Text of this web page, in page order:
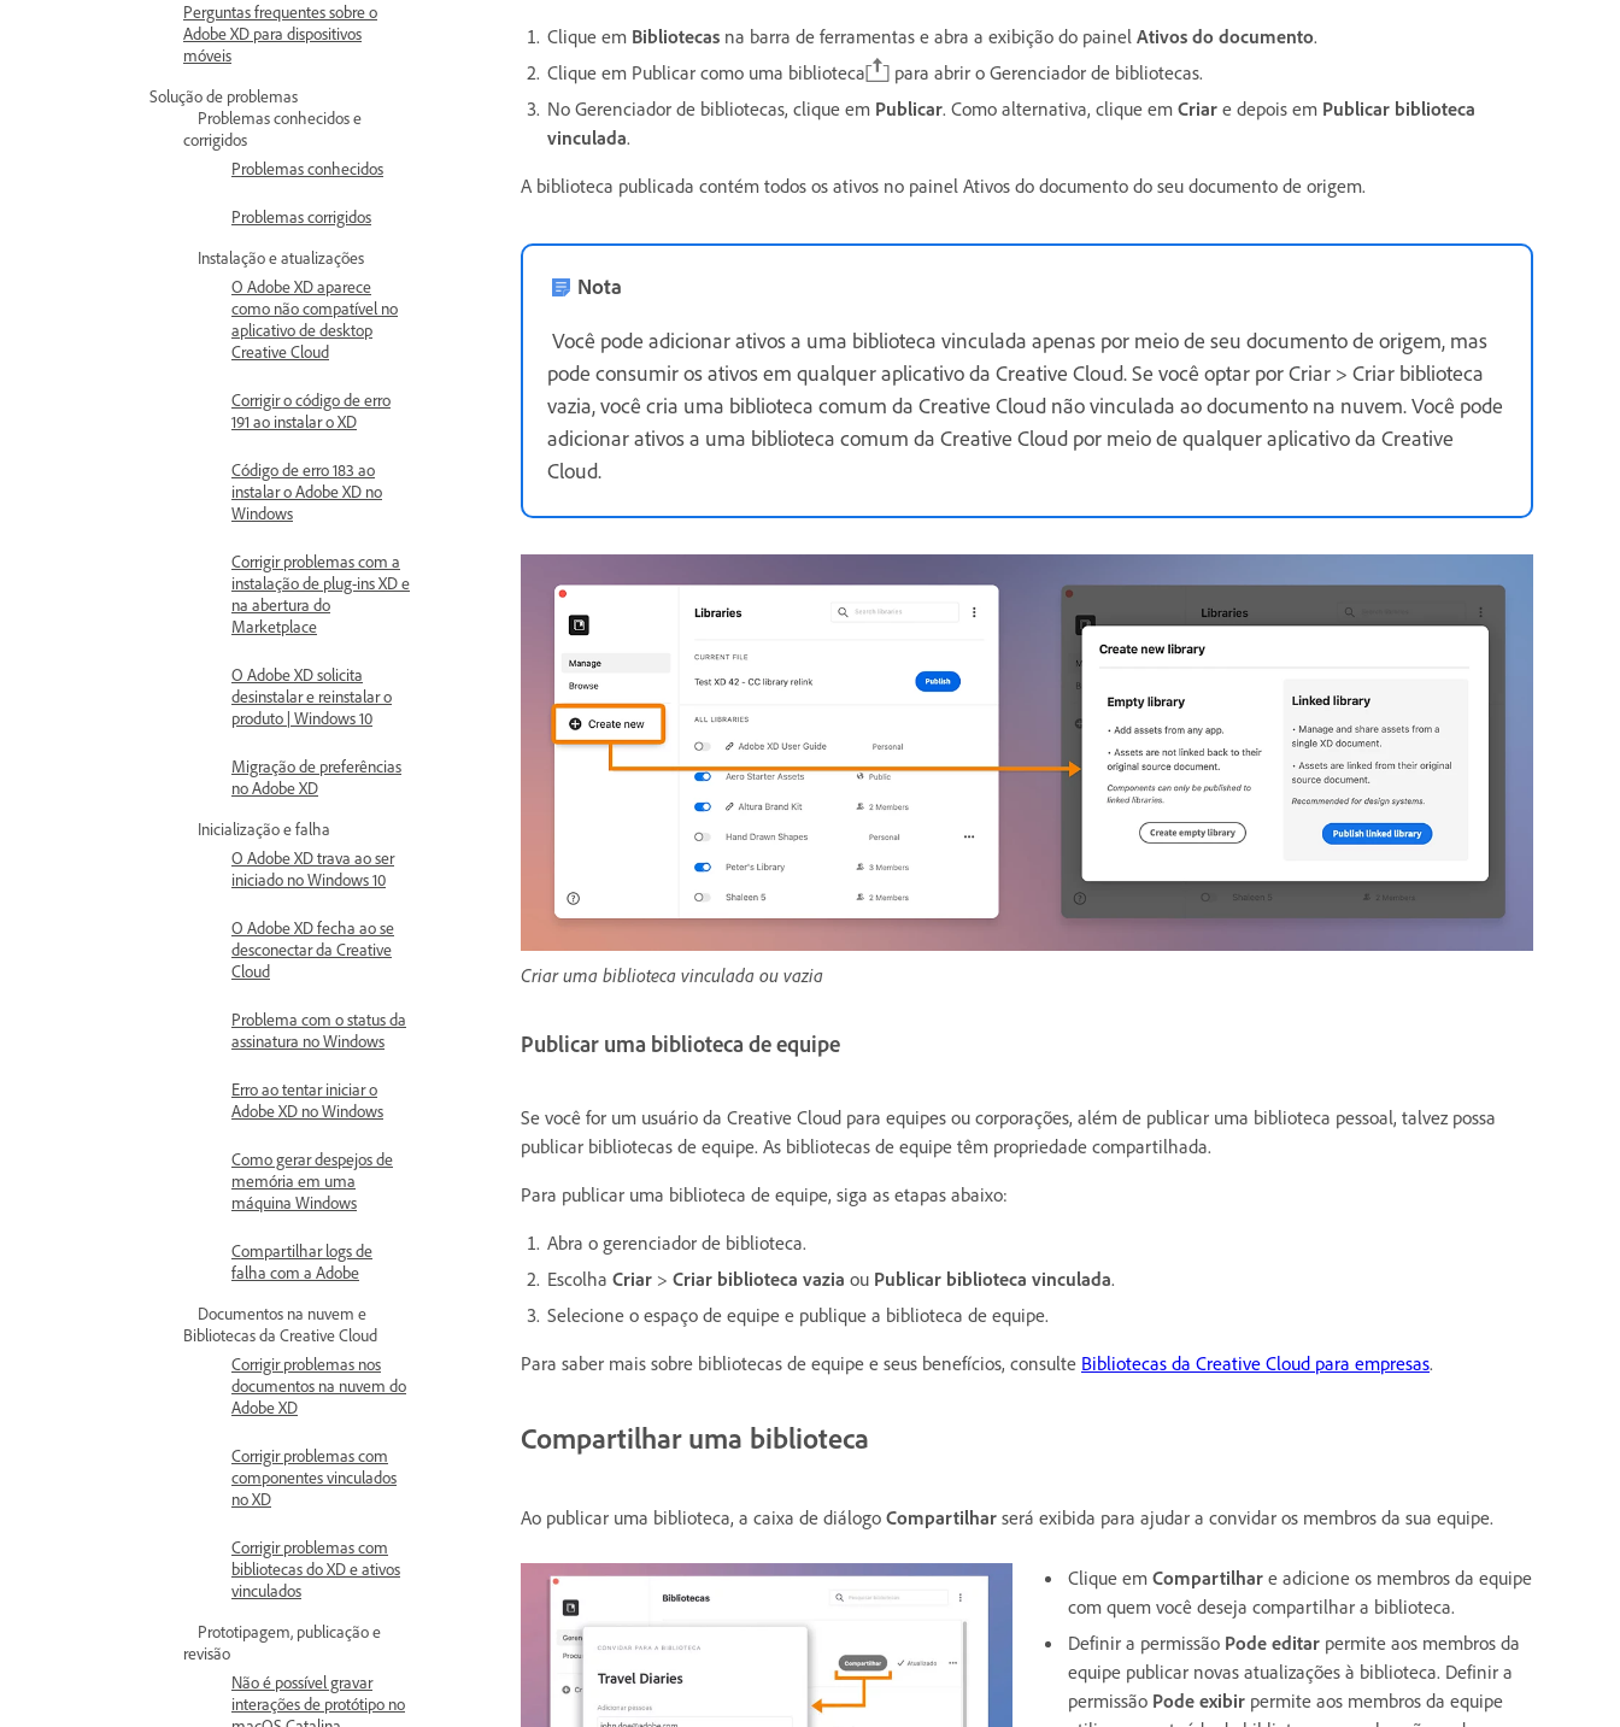
Perguntas frequentes sobre o
Adobe XD para dispositivos
móveis
Solução de problemas
Problemas conhecidos e
corrigidos
Problemas conhecidos
Problemas corrigidos
Instalação e atualizações
O Adobe XD aparece
como não compatível no
aplicativo de desktop
Creative Cloud
Corrigir o código de erro
191 ao instalar o XD
Código de erro 183 ao
instalar o Adobe XD no
Windows
Corrigir problemas com a
instalação de plug-ins XD e
na abertura do
Marketplace
O Adobe XD solicita
desinstalar e reinstalar o
produto | Windows 10
Migração de preferências
no Adobe XD
Inicialização e falha
O Adobe XD trava ao ser
iniciado no Windows 10
O Adobe XD fecha ao se
desconectar da Creative
Cloud
Problema com o status da
assinatura no Windows
Erro ao tentar iniciar o
Adobe XD no Windows
Como gerar despejos de
memória em uma
máquina Windows
Compartilhar logs de
falha com a Adobe
Documentos na nuvem e
Bibliotecas da Creative Cloud
Corrigir problemas nos
documentos na nuvem do
Adobe XD
Corrigir problemas com
componentes vinculados
no XD
Corrigir problemas com
bibliotecas do XD e ativos
vinculados
Prototipagem, publicação e
revisão
Não é possível gravar
interações de protótipo no
Clique em Bibliotecas na barra de ferramentas e abra a exibição do painel Ativos do documento.
Clique em Publicar como uma biblioteca
para abrir o Gerenciador de bibliotecas.
No Gerenciador de bibliotecas, clique em Publicar. Como alternativa, clique em Criar e depois em Publicar biblioteca
vinculada.
A biblioteca publicada contém todos os ativos no painel Ativos do documento do seu documento de origem.
Nota
Você pode adicionar ativos a uma biblioteca vinculada apenas por meio de seu documento de origem, mas
pode consumir os ativos em qualquer aplicativo da Creative Cloud.Se você optar por Criar > Criar biblioteca
vazia, você cria uma biblioteca comum da Creative Cloud não vinculada ao documento na nuvem. Você pode
adicionar ativos a uma biblioteca comum da Creative Cloud por meio de qualquer aplicativo da Creative
Cloud.
Criar uma biblioteca vinculada ou vazia
Publicar uma biblioteca de equipe
Se você for um usuário da Creative Cloud para equipes ou corporações, além de publicar uma biblioteca pessoal, talvez possa
publicar bibliotecas de equipe. As bibliotecas de equipe têm propriedade compartilhada.
Para publicar uma biblioteca de equipe, siga as etapas abaixo:
Abra o gerenciador de biblioteca.
Escolha Criar > Criar biblioteca vazia ou Publicar biblioteca vinculada.
Selecione o espaço de equipe e publique a biblioteca de equipe.
Para saber mais sobre bibliotecas de equipe e seus benefícios, consulte Bibliotecas da Creative Cloud para empresas.
Compartilhar uma biblioteca
Ao publicar uma biblioteca, a caixa de diálogo Compartilhar será exibida para ajudar a convidar os membros da sua equipe.
Clique em Compartilhar e adicione os membros da equipe
com quem você deseja compartilhar a biblioteca.
Definir a permissão Pode editar permite aos membros da
equipe publicar novas atualizações à biblioteca. Definir a
permissão Pode exibir permite aos membros da equipe